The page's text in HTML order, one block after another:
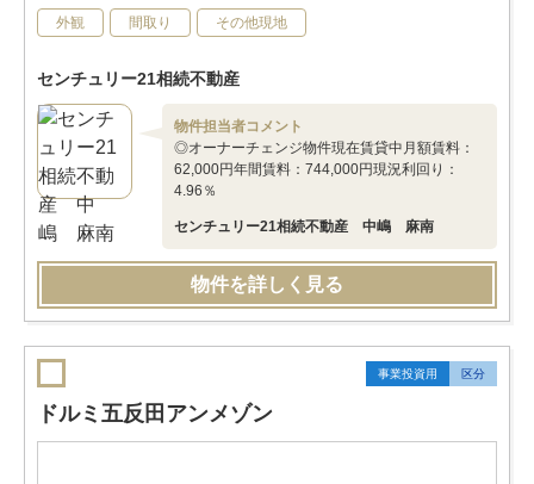
外観 間取り その他現地
センチュリー21相続不動産
物件担当者コメント
◎オーナーチェンジ物件現在賃貸中月額賃料：
62,000円年間賃料：744,000円現況利回り：
4.96％
センチュリー21相続不動産 中嶋 麻南
物件を詳しく見る
事業投資用 区分
ドルミ五反田アンメゾン